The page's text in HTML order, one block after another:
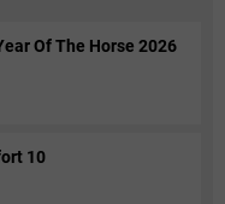
Of The Horse 2026
10